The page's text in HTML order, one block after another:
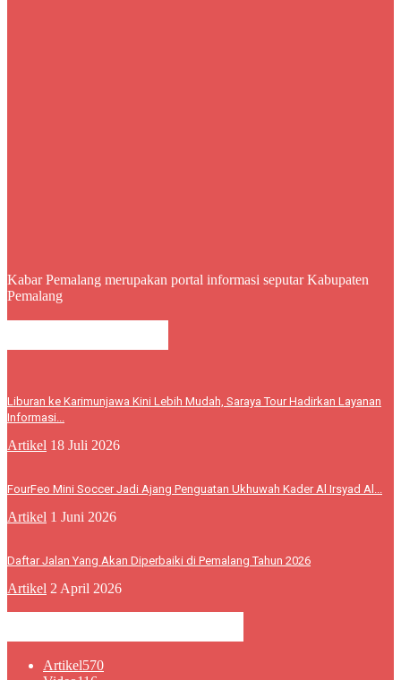
Kabar Pemalang merupakan portal informasi seputar Kabupaten
Pemalang
Liburan ke Karimunjawa Kini Lebih Mudah, Saraya Tour Hadirkan Layanan
Informasi...
Artikel 18 Juli 2026
FourFeo Mini Soccer Jadi Ajang Penguatan Ukhuwah Kader Al Irsyad Al...
Artikel 1 Juni 2026
Daftar Jalan Yang Akan Diperbaiki di Pemalang Tahun 2026
Artikel 2 April 2026
Artikel570